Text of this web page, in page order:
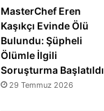
MasterChef Eren
Kaşıkçı Evinde Ölü
Bulundu: Şüpheli
Ölümle İlgili
Soruşturma Başlatıldı
29 Temmuz 2026